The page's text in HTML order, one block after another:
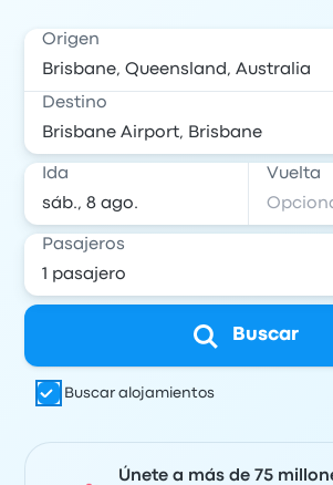
Origen
Destino
Ida Vuelta
Pasajeros
Buscar
Buscar alojamientos
Únete a más de 75